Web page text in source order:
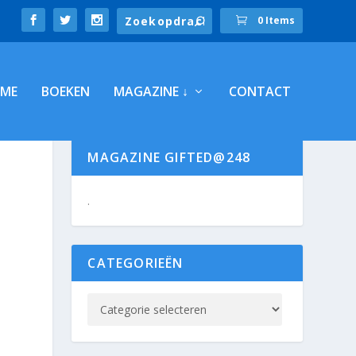
0 Items
BOEKEN MAGAZINE ↓ CONTACT
MAGAZINE GIFTED@248
.
CATEGORIEËN